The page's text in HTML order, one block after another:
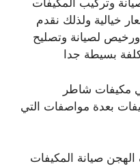
وتركيب المكيفات
خيالية ولذلك نقدم
لصيانة وتصليح
بسيطة جدا
مكيفات شاطر
بعدة مواصفات التي
صيانة المكيفات